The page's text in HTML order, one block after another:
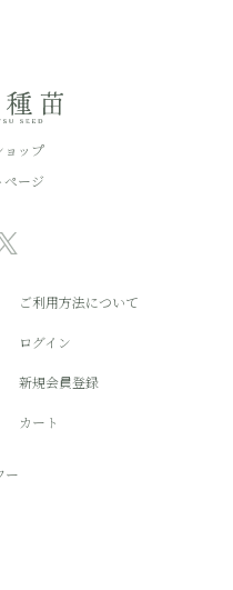
ョップ
ページ
ー
ご利用方法について
ログイン
新規会員登録
カート